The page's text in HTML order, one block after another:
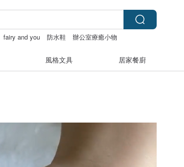
fairy and you 防水鞋
辦公室療癒小物
風格文具 居家餐廚